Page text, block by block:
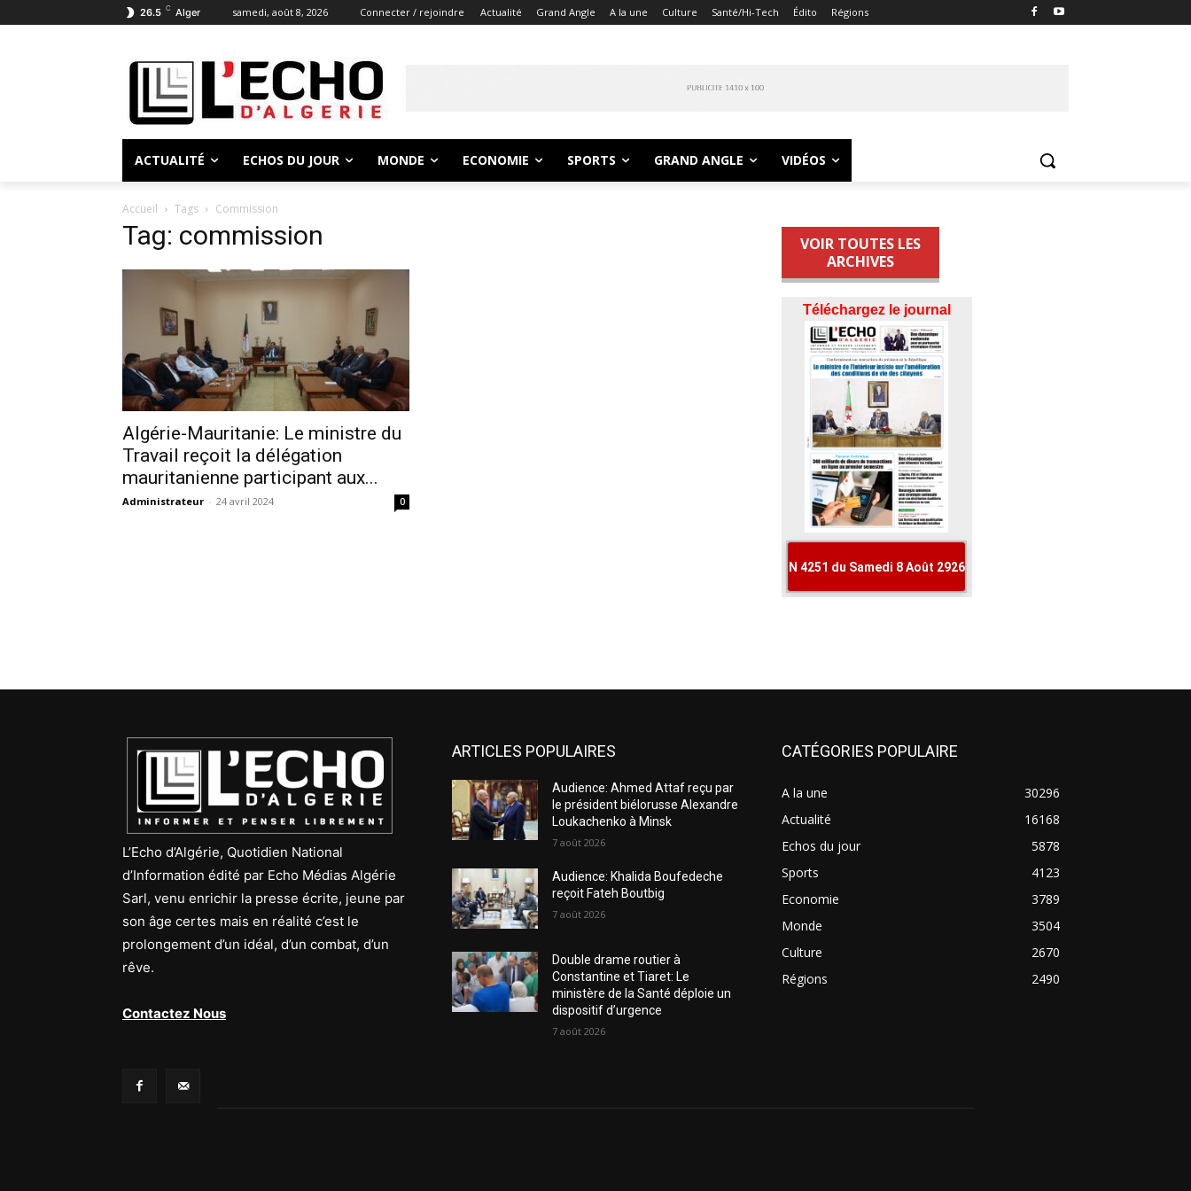
26.5 C Alger samedi, août 8, 2026 Connecter / rejoindre Actualité Grand Angle A la une Culture Santé/Hi-Tech Édito Régions
ACTUALITÉ ECHOS DU JOUR MONDE ECONOMIE SPORTS GRAND ANGLE VIDÉOS
Accueil Tags Commission
Tag: commission
Algérie-Mauritanie: Le ministre du
Travail reçoit la délégation
mauritanienne participant aux...
Administrateur - 24 avril 2024 0
VOIR TOUTES LES
ARCHIVES
L’Echo d’Algérie, Quotidien National
d’Information édité par Echo Médias Algérie
Sarl, venu enrichir la presse écrite, jeune par
son âge certes mais en réalité c’est le
prolongement d’un idéal, d’un combat, d’un
rêve.
Contactez Nous
ARTICLES POPULAIRES
Audience: Ahmed Attaf reçu par
le président biélorusse Alexandre
Loukachenko à Minsk
7 août 2026
Audience: Khalida Boufedeche
reçoit Fateh Boutbig
7 août 2026
Double drame routier à
Constantine et Tiaret: Le
ministère de la Santé déploie un
dispositif d’urgence
7 août 2026
CATÉGORIES POPULAIRE
A la une
30296
Actualité
16168
Echos du jour
5878
Sports
4123
Economie
3789
Monde
3504
Culture
2670
Régions
2490